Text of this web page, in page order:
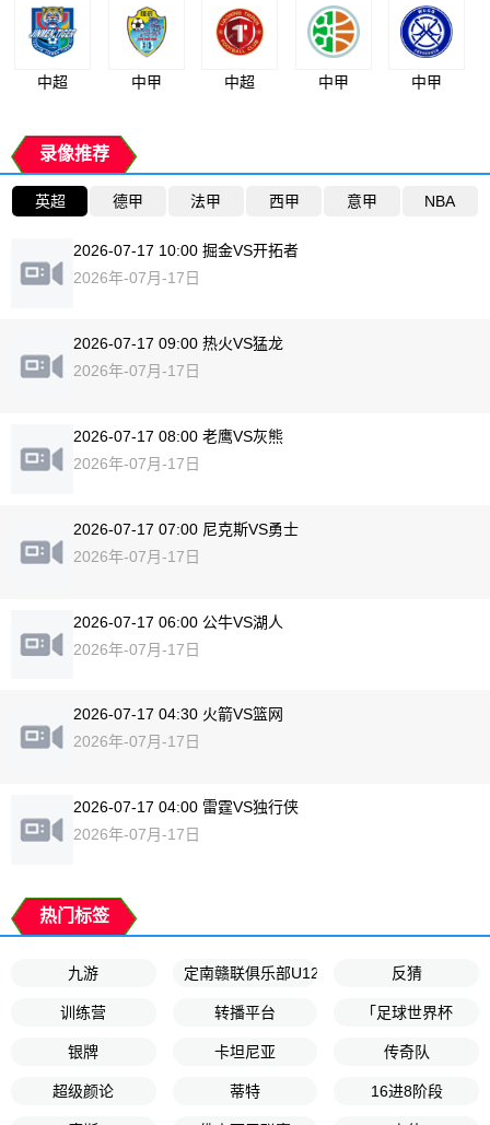
中超 中甲 中超 中甲 中甲
录像推荐
英超 德甲 法甲 西甲 意甲 NBA
2026-07-17 10:00 掘金VS开拓者
2026年-07月-17日
2026-07-17 09:00 热火VS猛龙
2026年-07月-17日
2026-07-17 08:00 老鹰VS灰熊
2026年-07月-17日
2026-07-17 07:00 尼克斯VS勇士
2026年-07月-17日
2026-07-17 06:00 公牛VS湖人
2026年-07月-17日
2026-07-17 04:30 火箭VS篮网
2026年-07月-17日
2026-07-17 04:00 雷霆VS独行侠
2026年-07月-17日
热门标签
九游 定南赣联俱乐部U12 反猜
训练营 转播平台 「足球世界杯
银牌 卡坦尼亚 传奇队
超级颜论 蒂特 16进8阶段